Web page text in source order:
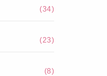
(34)
(23)
(8)